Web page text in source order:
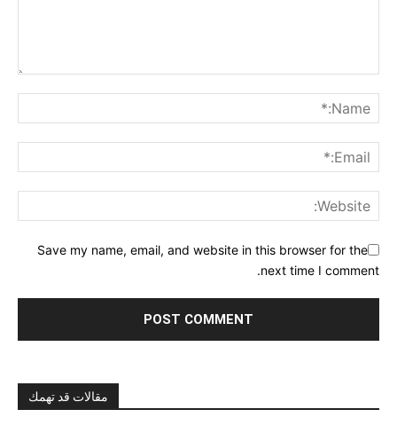
Save my name, email, and website in this browser for the
next time I comment.
مقالات قد تهمك